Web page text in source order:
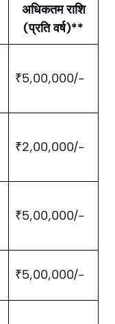
अधिकतम राशि
(प्रति वर्ष)**
₹5,00,000/-
₹2,00,000/-
₹5,00,000/-
₹5,00,000/-